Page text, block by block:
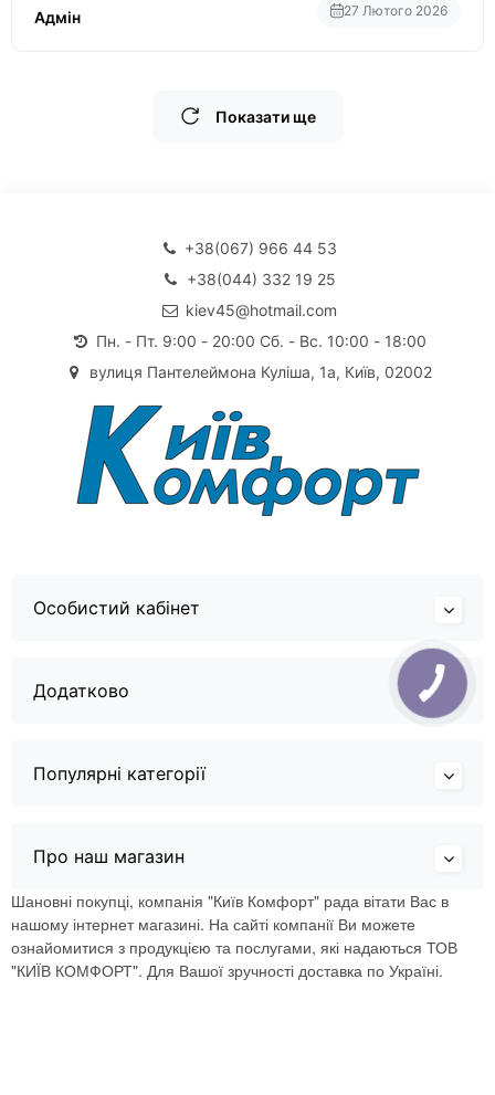
Адмін 27 Лютого 2026
Показати ще
+38(067) 966 44 53
+38(044) 332 19 25
kiev45@hotmail.com
Пн. - Пт. 9:00 - 20:00 Сб. - Вс. 10:00 - 18:00
вулиця Пантелеймона Куліша, 1а, Київ, 02002
Особистий кабінет
Додатково
Популярні категорії
Про наш магазин
Шановні покупці, компанія "Київ Комфорт" рада вітати Вас в
нашому інтернет магазині. На сайті компанії Ви можете
ознайомитися з продукцією та послугами, які надаються ТОВ
"КИЇВ КОМФОРТ". Для Вашої зручності доставка по Україні.